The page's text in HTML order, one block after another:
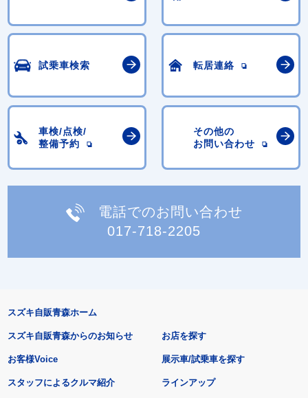
試乗車検索 転居連絡
車検/点検/
整備予約
その他の
お問い合わせ
電話でのお問い合わせ
017-718-2205
スズキ自販青森ホーム
スズキ自販青森からのお知らせ
お客様Voice
スタッフによるクルマ紹介
お店を探す
展示車/試乗車を探す
ラインアップ